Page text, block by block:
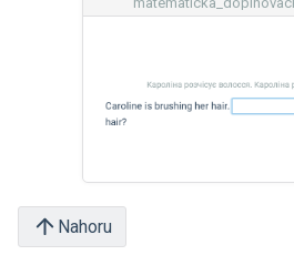
Nahoru